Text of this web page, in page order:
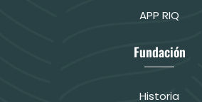
APP RIQ
Fundación
Historia